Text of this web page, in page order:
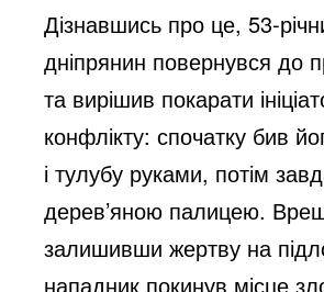
Дізнавшись про це, 53-
дніпрянин повернувся до
та вирішив покарати
конфлікту: спочатку бив
і тулубу руками, потім
дерев’яною палицею.
залишивши жертву на
нападник покинув місце